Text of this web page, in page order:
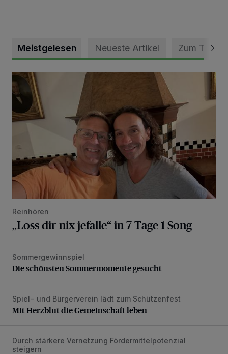
Meistgelesen Neueste Artikel Zum Thema
„Loss dir nix jefalle“ in 7 Tage 1 Song
Reinhören
„Loss dir nix jefalle“ in 7 Tage 1 Song
Die schönsten Sommermomente gesucht
Sommergewinnspiel
Die schönsten Sommermomente gesucht
Mit Herzblut die Gemeinschaft leben
Spiel- und Bürgerverein lädt zum Schützenfest
Mit Herzblut die Gemeinschaft leben
Erste Fördermittel-Regionalkonferenz
Durch stärkere Vernetzung Fördermittelpotenzial
steigern